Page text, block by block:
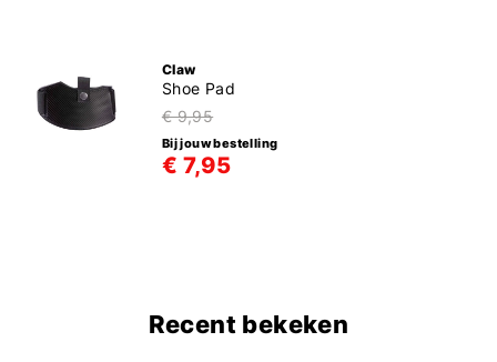
Claw
Shoe Pad
€ 9,95
Bij jouw bestelling
€ 7,95
Recent bekeken